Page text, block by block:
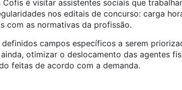
é visitar assistentes sociais que
nos editais de concurso: carga
com as normativas da profissão.
campos específicos a serem
otimizar o deslocamento das agentes
feitas de acordo com a demanda.